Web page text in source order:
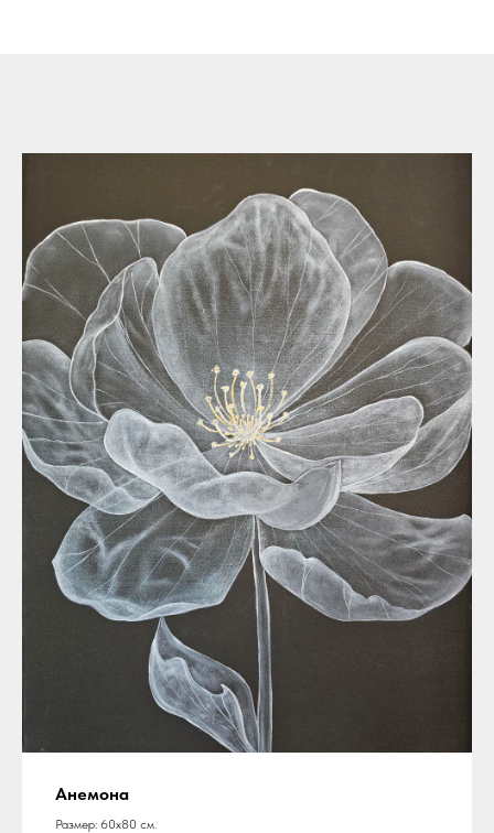
Анемона
Размер: 60х80 см.